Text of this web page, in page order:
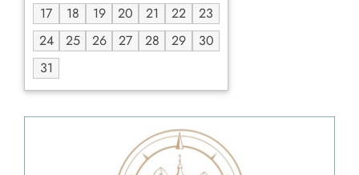
17
18 19 20 21 22
23
24
25 26 27 28 29
30
31